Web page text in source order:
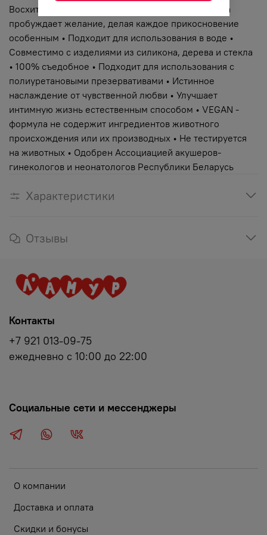
Восхитительный аромат какао и кокосового масла
пробуждает желание, делая каждое прикосновение
особенным • Подходит для использования в воде •
Совместимо с изделиями из силикона, дерева и стекла
• 100% съедобное • Подходит для использования с
полиуретановыми презервативами • Истинное
наслаждение от чувственной любви • Улучшает
интимную жизнь естественным способом • VEGAN -
формула не содержит ингредиентов животного
происхождения или их производных • Не тестируется
на животных • Одобрен Ассоциацией акушеров-
гинекологов и неонатологов Республики Беларусь
Характеристики
Отзывы
О компании
Доставка и оплата
Скидки и бонусы
Контакты
+7 921 013-09-75
ежедневно с 10:00 до 22:00
Социальные сети и мессенджеры